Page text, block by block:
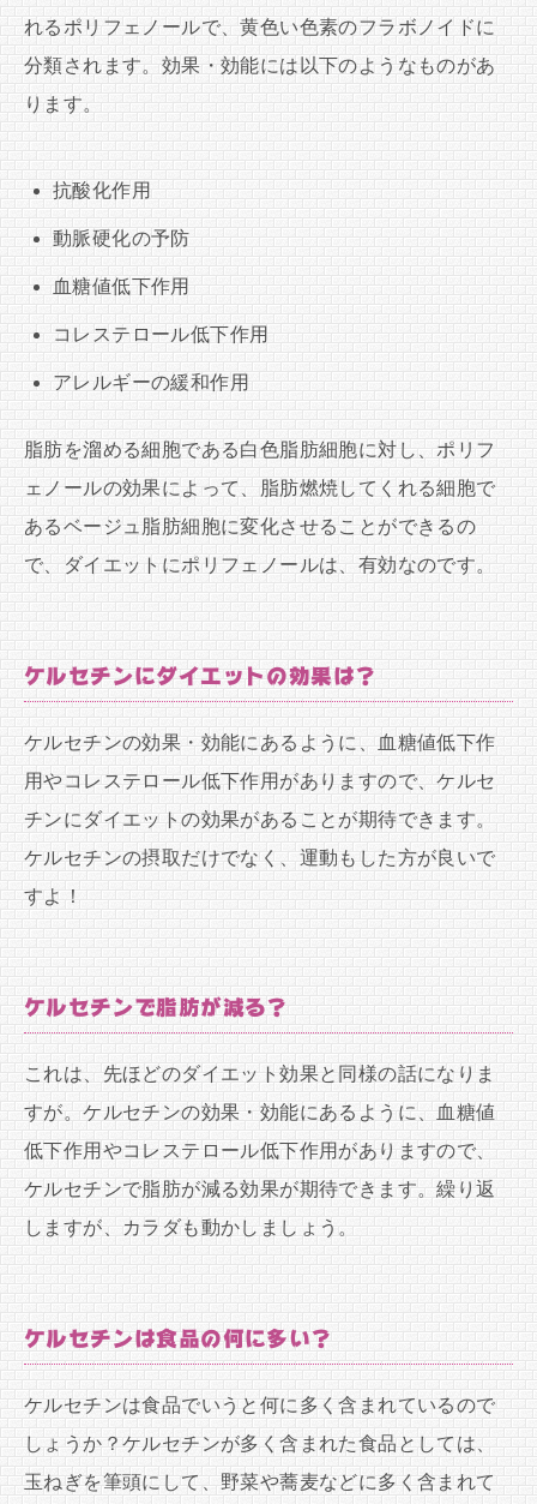
れるポリフェノールで、黄色い色素のフラボノイドに
分類されます。効果・効能には以下のようなものがあ
ります。
抗酸化作用
動脈硬化の予防
血糖値低下作用
コレステロール低下作用
アレルギーの緩和作用
脂肪を溜める細胞である白色脂肪細胞に対し、ポリフ
ェノールの効果によって、脂肪燃焼してくれる細胞で
あるベージュ脂肪細胞に変化させることができるの
で、ダイエットにポリフェノールは、有効なのです。
ケルセチンにダイエットの効果は？
ケルセチンの効果・効能にあるように、血糖値低下作
用やコレステロール低下作用がありますので、ケルセ
チンにダイエットの効果があることが期待できます。
ケルセチンの摂取だけでなく、運動もした方が良いで
すよ！
ケルセチンで脂肪が減る？
これは、先ほどのダイエット効果と同様の話になりま
すが。ケルセチンの効果・効能にあるように、血糖値
低下作用やコレステロール低下作用がありますので、
ケルセチンで脂肪が減る効果が期待できます。繰り返
しますが、カラダも動かしましょう。
ケルセチンは食品の何に多い？
ケルセチンは食品でいうと何に多く含まれているので
しょうか？ケルセチンが多く含まれた食品としては、
玉ねぎを筆頭にして、野菜や蕎麦などに多く含まれて